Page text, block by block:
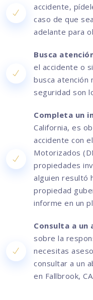
accidente,
caso de que
adelante para
Busca
el accidente o
busca atención
seguridad son
Completa un
California, es
accidente con
Motorizados
propiedades
alguien resultó
propiedad
informe en un
Consulta a un
sobre la
necesitas
consultar a un
en Fallbrook, CA.